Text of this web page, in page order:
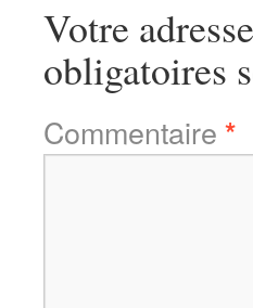
Votre
obligatoires
Commentaire *